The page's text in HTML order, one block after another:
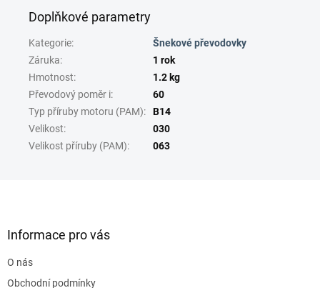
Doplňkové parametry
Kategorie:
Šnekové převodovky
Záruka:
1 rok
Hmotnost:
1.2 kg
Převodový poměr i:
60
Typ příruby motoru (PAM):
B14
Velikost:
030
Velikost příruby (PAM): 063
Informace pro vás
O nás
Obchodní podmínky